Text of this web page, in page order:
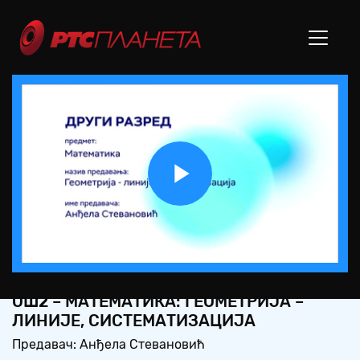
Play
Video
ОШ2 – МАТЕМАТИКА: ГЕОМЕТРИЈА –
ЛИНИЈЕ, СИСТЕМАТИЗАЦИЈА
Предавач: Анђела Стевановић